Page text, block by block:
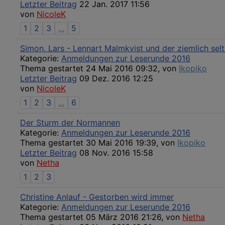
Letzter Beitrag 22 Jan. 2017 11:56
von NicoleK
1
2 3 ...
5
Simon, Lars - Lennart Malmkvist und der ziemlich
Kategorie: Anmeldungen zur Leserunde 2016
Thema gestartet 24 Mai 2016 09:32, von Ikopiko
Letzter Beitrag 09 Dez. 2016 12:25
von NicoleK
1
2 3 ...
6
Der Sturm der Normannen
Kategorie: Anmeldungen zur Leserunde 2016
Thema gestartet 30 Mai 2016 19:39, von Ikopiko
Letzter Beitrag 08 Nov. 2016 15:58
von Netha
1
2
3
Christine Anlauf - Gestorben wird immer
Kategorie: Anmeldungen zur Leserunde 2016
Thema gestartet 05 März 2016 21:26, von Netha